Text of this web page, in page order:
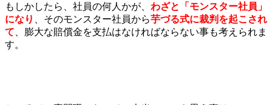
もしかしたら、社員の何人かが、 わざと「モンスター社員」
になり
、そのモンスター社員から芋づる式に裁判を起こされ
て 、膨大な賠償金を支払はなければならない事も考えられま
す。